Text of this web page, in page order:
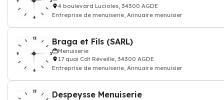
4 boulevard Lucioles, 34300 AGDE
Entreprise de menuiserie, Annuaire menuisier
Braga et Fils (SARL)
Menuiserie
17 quai Cdt Réveille, 34300 AGDE
Entreprise de menuiserie, Annuaire menuisier
Despeysse Menuiserie